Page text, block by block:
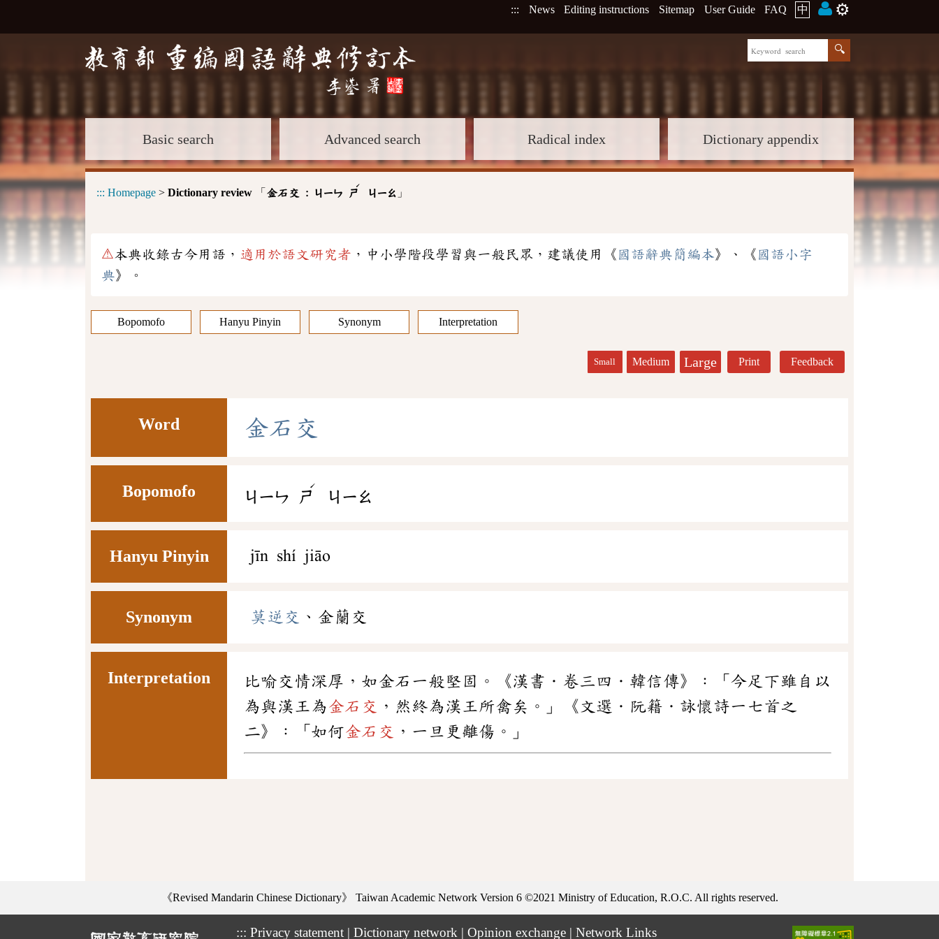
::: News Editing instructions Sitemap User Guide FAQ 中 ⚙️
Basic search Advanced search Radical index Dictionary appendix
::: Homepage > Dictionary review 「 金石交 : ㄐㄧㄣ ㄕ
ˊ
ㄐㄧㄠ 」
⚠本典收錄古今用語， 適用於語文研究者 ，中小學階段學習與一般民眾，建議使用《 國語辭典簡編本》、《 國語小字
典》。
Bopomofo Hanyu Pinyin Synonym Interpretation
Small Medium Large Print Feedback
Word 金石 交
Bopomofo ㄐㄧㄣ ㄕ
ˊ
ㄐㄧㄠ
Hanyu Pinyin jīn shí jiāo
Synonym 莫逆交 、金蘭交
Interpretation
比喻交情深厚，如金石一般堅固。《漢書．卷三四．韓信傳》：「今足下雖自以
為與漢王為金石交 ，然終為漢王所禽矣。」《文選．阮籍．詠懷詩一七首之
二》：「如何金石交 ，一旦更離傷。」
《Revised Mandarin Chinese Dictionary》 Taiwan Academic Network Version 6 ©2021 Ministry of Education, R.O.C. All rights reserved.
::: Privacy statement | Dictionary network | Opinion exchange | Network Links